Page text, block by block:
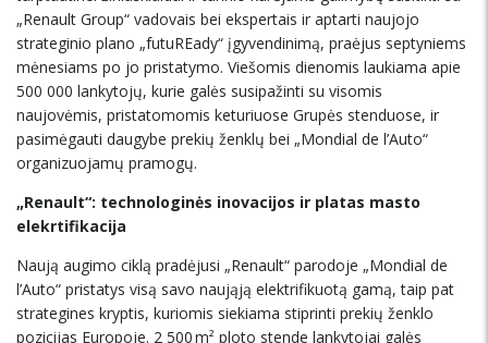
„Renault Group“ vadovais bei ekspertais ir aptarti naujojo
strateginio plano „futuREady“ įgyvendinimą, praėjus septyniems
mėnesiams po jo pristatymo. Viešomis dienomis laukiama apie
500 000 lankytojų, kurie galės susipažinti su visomis
naujovėmis, pristatomomis keturiuose Grupės stenduose, ir
pasimėgauti daugybe prekių ženklų bei „Mondial de l’Auto“
organizuojamų pramogų.
„Renault“: technologinės inovacijos ir platas masto
elekrtifikacija
Naują augimo ciklą pradėjusi „Renault“ parodoje „Mondial de
l’Auto“ pristatys visą savo naująją elektrifikuotą gamą, taip pat
strategines kryptis, kuriomis siekiama stiprinti prekių ženklo
pozicijas Europoje. 2 500 m² ploto stende lankytojai galės